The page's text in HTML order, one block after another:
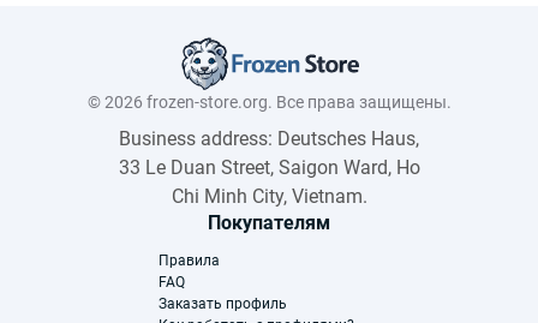
© 2026 frozen-store.org. Все права защищены.
Business address: Deutsches Haus,
33 Le Duan Street, Saigon Ward, Ho
Chi Minh City, Vietnam.
Покупателям
Правила
FAQ
Заказать профиль